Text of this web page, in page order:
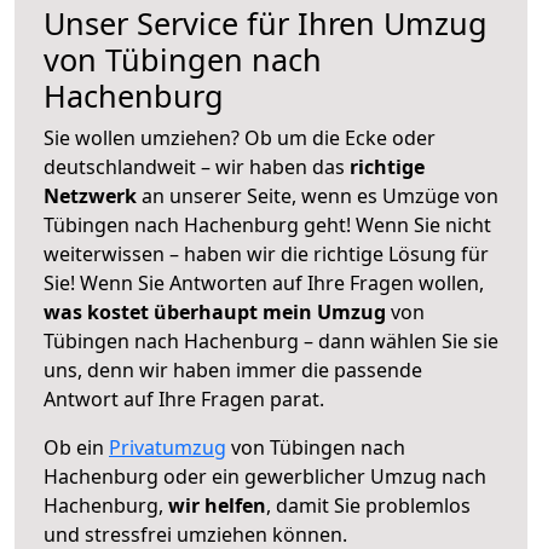
Unser Service für Ihren Umzug
von Tübingen nach
Hachenburg
Sie wollen umziehen? Ob um die Ecke oder
deutschlandweit – wir haben das richtige
Netzwerkan unserer Seite, wenn es Umzüge von
Tübingen nach Hachenburg geht! Wenn Sie nicht
weiterwissen – haben wir die richtige Lösung für
Sie! Wenn Sie Antworten auf Ihre Fragen wollen,
was kostet überhaupt mein Umzug von
Tübingen nach Hachenburg – dann wählen Sie sie
uns, denn wir haben immer die passende
Antwort auf Ihre Fragen parat.
Ob ein Privatumzug von Tübingen nach
Hachenburg oder ein gewerblicher Umzug nach
Hachenburg, wir helfen, damit Sie problemlos
und stressfrei umziehen können.